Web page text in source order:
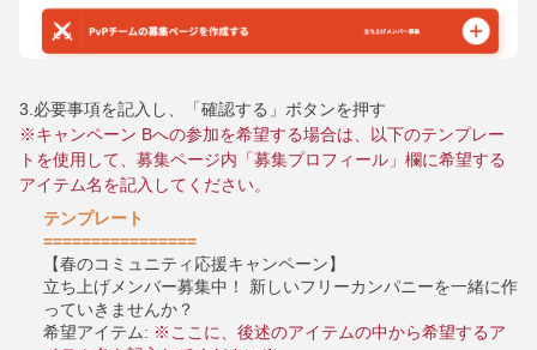
3.必要事項を記入し、「確認する」ボタンを押す
※キャンペーン Bへの参加を希望する場合は、以下のテンプレー
トを使用して、募集ページ内「募集プロフィール」欄に希望する
アイテム名を記入してください。
テンプレート
================
【春のコミュニティ応援キャンペーン】
立ち上げメンバー募集中！ 新しいフリーカンパニーを一緒に作
っていきませんか？
希望アイテム: ※ここに、後述のアイテムの中から希望するア